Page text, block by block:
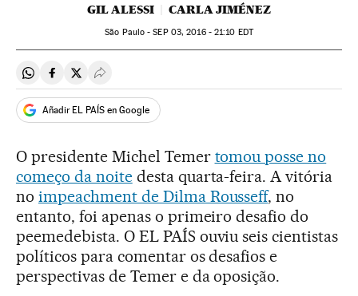
GIL ALESSI CARLA JIMÉNEZ
São Paulo -SEP03, 2016 - 21:10 EDT
Compartir en Whatsapp
Compartir en Facebook
Compartir en Twitter
Desplegar Redes Sociales
Añadir EL PAÍS en Google
O presidente Michel Temer tomou posse no
começo da noitedesta quarta-feira. A vitória
no impeachment de Dilma Rousseff, no
entanto, foi apenas o primeiro desafio do
peemedebista. O EL PAÍS ouviu seis cientistas
políticos para comentar os desafios e
perspectivas de Temer e da oposição.